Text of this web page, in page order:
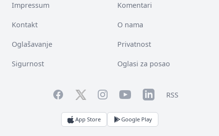
Impressum Komentari
Kontakt O nama
Oglašavanje Privatnost
Sigurnost Oglasi za posao
FacebookTwitterInstagramYouTubeLinkedInRSS
App Store Google Play